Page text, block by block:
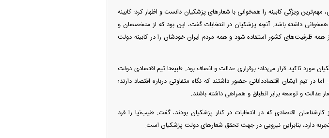
ویژگی کابینه را همخوانی با شعار‌های پزشکیان دانست و اظهار کرد: کابینه
همخوانی داشته باشد. آنچه پزشکیان در انتخابات گفت، این بود که از متخصصان و
همه ظرفیت‌های کشور استفاده شود و همه مردم ایران خودشان را در کابینه دولت
تاکید قرار می‌داد؛ برقراری عدالت و انصاف بود. طبیعتا تیم اقتصادی دولت
در تیم ایشان اقتصاددانانی حضور داشتند که نگاه متفاوتی درباره اقتصاد دارند؛
عدالت و توسعه برابر انطباق و همراهی داشته باشند.
اقتصادی که در انتخابات در کنار پزشکیان بودند، گفت: طیب‌نیا را فرد
تجربه دارد، بنابراین نیرویی در جهت تحقق شعار‌های دولت پزشکیان است.